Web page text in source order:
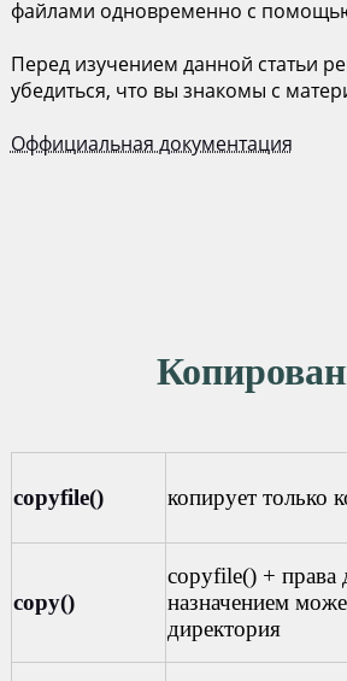
файлами одновременно с
Перед изучением данной статьи
убедиться, что вы знакомы с
Оффициальная документация
copyfile() копирует только
copy()
copyfile() + права
назначением
директория